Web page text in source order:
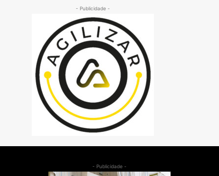
- Publicidade -
- Publicidade -